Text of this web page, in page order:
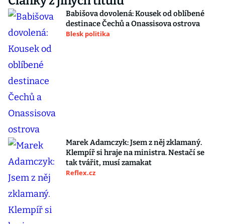
Babišova dovolená: Kousek od oblíbené
destinace Čechů a Onassisova ostrova
Blesk politika
Marek Adamczyk: Jsem z něj zklamaný.
Klempíř si hraje na ministra. Nestačí se
tak tvářit, musí zamakat
Reflex.cz